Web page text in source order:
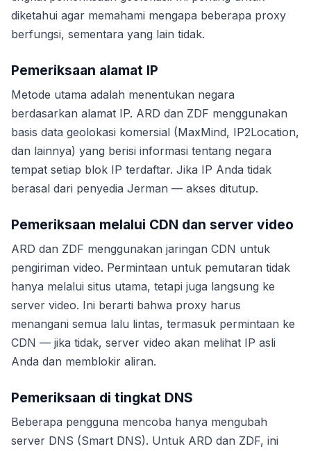
diketahui agar memahami mengapa beberapa proxy
berfungsi, sementara yang lain tidak.
Pemeriksaan alamat IP
Metode utama adalah menentukan negara
berdasarkan alamat IP. ARD dan ZDF menggunakan
basis data geolokasi komersial (MaxMind, IP2Location,
dan lainnya) yang berisi informasi tentang negara
tempat setiap blok IP terdaftar. Jika IP Anda tidak
berasal dari penyedia Jerman — akses ditutup.
Pemeriksaan melalui CDN dan server video
ARD dan ZDF menggunakan jaringan CDN untuk
pengiriman video. Permintaan untuk pemutaran tidak
hanya melalui situs utama, tetapi juga langsung ke
server video. Ini berarti bahwa proxy harus
menangani semua lalu lintas, termasuk permintaan ke
CDN — jika tidak, server video akan melihat IP asli
Anda dan memblokir aliran.
Pemeriksaan di tingkat DNS
Beberapa pengguna mencoba hanya mengubah
server DNS (Smart DNS). Untuk ARD dan ZDF, ini